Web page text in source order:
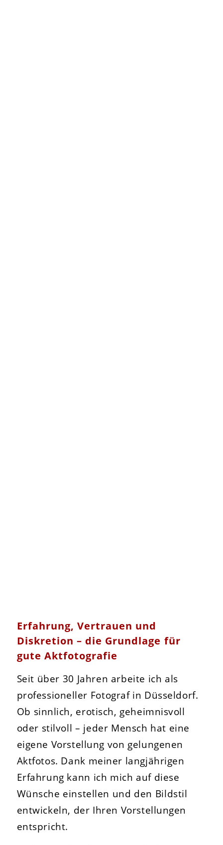
Erfahrung, Vertrauen und
Diskretion – die Grundlage für
gute Aktfotografie
Seit über 30 Jahren arbeite ich als
professioneller Fotograf in Düsseldorf.
Ob sinnlich, erotisch, geheimnisvoll
oder stilvoll – jeder Mensch hat eine
eigene Vorstellung von gelungenen
Aktfotos. Dank meiner langjährigen
Erfahrung kann ich mich auf diese
Wünsche einstellen und den Bildstil
entwickeln, der Ihren Vorstellungen
entspricht.